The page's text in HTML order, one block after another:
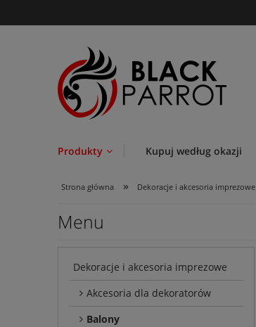
Produkty Kupuj według okazji
Strona główna » Dekoracje i akcesoria imprezowe
Menu
Dekoracje i akcesoria imprezowe
Akcesoria dla dekoratorów
Balony